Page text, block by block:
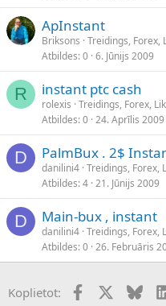
ApInstant
Briksons Treidings, Forex,
Atbildes 0 6. Jūnijs 2009
R instant ptc cash
rolexis Treidings, Forex,
Atbildes 0 24. Aprīlis 2009
D PalmBux . 2$
danilini4 Treidings, Forex,
Atbildes 4 21. Jūnijs 2009
D Main-bux , instant
danilini4 Treidings, Forex,
Atbildes 0 26. Februāris
Koplietot: Facebook
X